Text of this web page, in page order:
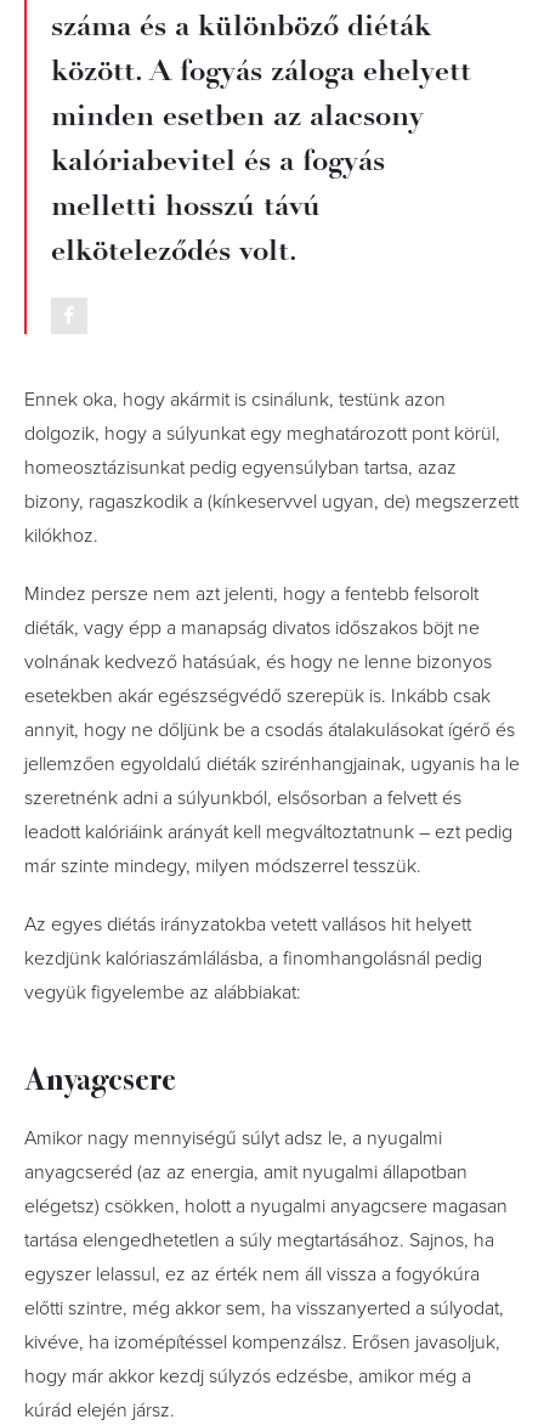
száma és a különböző diéták
között. A fogyás záloga ehelyett
minden esetben az alacsony
kalóriabevitel és a fogyás
melletti hosszú távú
elköteleződés volt.
Ennek oka, hogy akármit is csinálunk, testünk azon
dolgozik, hogy a súlyunkat egy meghatározott pont körül,
homeosztázisunkat pedig egyensúlyban tartsa, azaz
bizony, ragaszkodik a (kínkeservvel ugyan, de) megszerzett
kilókhoz.
Mindez persze nem azt jelenti, hogy a fentebb felsorolt
diéták, vagy épp a manapság divatos időszakos böjt ne
volnának kedvező hatásúak, és hogy ne lenne bizonyos
esetekben akár egészségvédő szerepük is. Inkább csak
annyit, hogy ne dőljünk be a csodás átalakulásokat ígérő és
jellemzően egyoldalú diéták szirénhangjainak, ugyanis ha le
szeretnénk adni a súlyunkból, elsősorban a felvett és
leadott kalóriáink arányát kell megváltoztatnunk – ezt pedig
már szinte mindegy, milyen módszerrel tesszük.
Az egyes diétás irányzatokba vetett vallásos hit helyett
kezdjünk kalóriaszámlálásba, a finomhangolásnál pedig
vegyük figyelembe az alábbiakat:
Anyagcsere
Amikor nagy mennyiségű súlyt adsz le, a nyugalmi
anyagcseréd (az az energia, amit nyugalmi állapotban
elégetsz) csökken, holott a nyugalmi anyagcsere magasan
tartása elengedhetetlen a súly megtartásához. Sajnos, ha
egyszer lelassul, ez az érték nem áll vissza a fogyókúra
előtti szintre, még akkor sem, ha visszanyerted a súlyodat,
kivéve, ha izomépítéssel kompenzálsz. Erősen javasoljuk,
hogy már akkor kezdj súlyzós edzésbe, amikor még a
kúrád elején jársz.